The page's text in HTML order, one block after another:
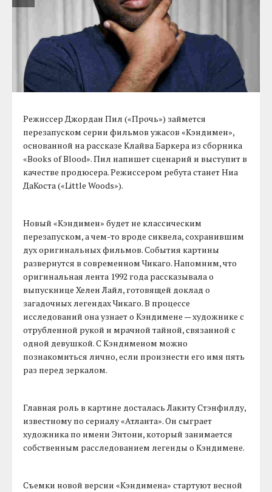
Режиссер Джордан Пил («Прочь») займется
перезапуском серии фильмов ужасов «Кэндимен»,
основанной на рассказе Клайва Баркера из сборника
«Books of Blood». Пил напишет сценарий и выступит в
качестве продюсера. Режиссером ребута станет Ниа
ДаКоста («Little Woods»).
Новый «Кэндимен» будет не классическим
перезапуском, а чем-то вроде сиквела, сохранившим
дух оригинальных фильмов. События картины
развернутся в современном Чикаго. Напомним, что
оригинальная лента 1992 года рассказывала о
выпускнице Хелен Лайл, готовящей доклад о
загадочных легендах Чикаго. В процессе
исследований она узнает о Кэндимене — художнике с
отрубленной рукой и мрачной тайной, связанной с
одной девушкой. С Кэндименом можно
познакомиться лично, если произнести его имя пять
раз перед зеркалом.
Главная роль в картине досталась Лакиту Стэнфилду,
известному по сериалу «Атланта». Он сыграет
художника по имени Энтони, который занимается
собственным расследованием легенды о Кэндимене.
Съемки новой версии «Кэндимена» стартуют весной